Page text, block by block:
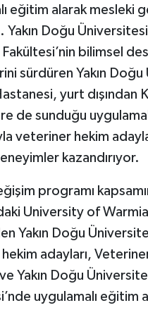
eğitim alarak mesleki
Yakın Doğu
bilimsel
sürdüren Yakın
yurt dışından
de sunduğu
veteriner hekim
kazandırıyor.
programı
University of
Yakın Doğu
adayları,
Yakın Doğu
uygulamalı eğitim